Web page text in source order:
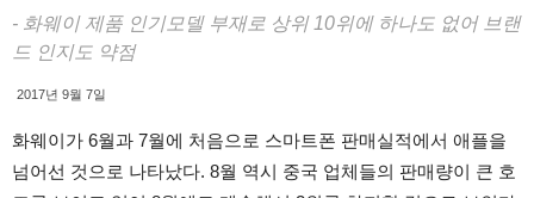
- 화웨이 제품 인기모델 부재로 상위 10위에 하나도 없어 브랜
드 인지도 약점
2017년 9월 7일
화웨이가 6월과 7월에 처음으로 스마트폰 판매실적에서 애플을
넘어선 것으로 나타났다. 8월 역시 중국 업체들의 판매량이 큰 호